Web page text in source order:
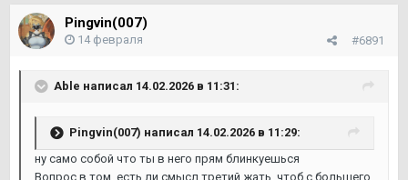
Pingvin(007)
#6891
14 февраля
Able написал 14.02.2026 в 11:31:
Pingvin(007) написал 14.02.2026 в 11:29:
ну само собой что ты в него прям блинкуешься
Вопрос в том, есть ли смысл третий жать, чтоб с большего